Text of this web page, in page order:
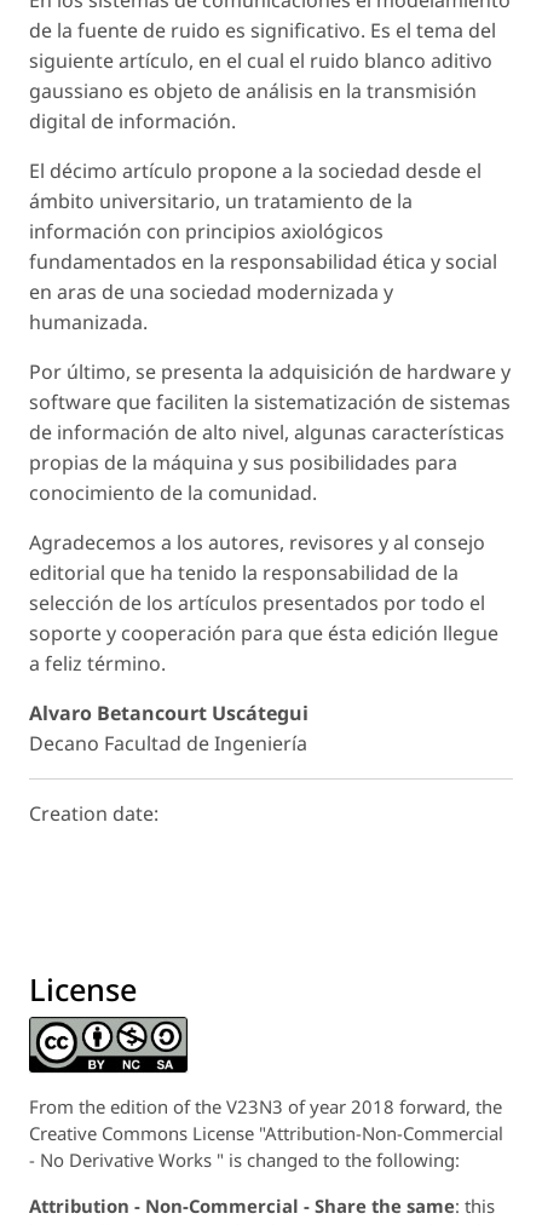
de la fuente de ruido es significativo. Es el tema del
siguiente artículo, en el cual el ruido blanco aditivo
gaussiano es objeto de análisis en la transmisión
digital de información.
El décimo artículo propone a la sociedad desde el
ámbito universitario, un tratamiento de la
información con principios axiológicos
fundamentados en la responsabilidad ética y social
en aras de una sociedad modernizada y
humanizada.
Por último, se presenta la adquisición de hardware y
software que faciliten la sistematización de sistemas
de información de alto nivel, algunas características
propias de la máquina y sus posibilidades para
conocimiento de la comunidad.
Agradecemos a los autores, revisores y al consejo
editorial que ha tenido la responsabilidad de la
selección de los artículos presentados por todo el
soporte y cooperación para que ésta edición llegue
a feliz término.
Alvaro Betancourt Uscátegui
Decano Facultad de Ingeniería
Creation date:
License
From the edition of the V23N3 of year 2018 forward, the
Creative Commons License "Attribution-Non-Commercial
- No Derivative Works " is changed to the following:
Attribution - Non-Commercial - Share the same: this